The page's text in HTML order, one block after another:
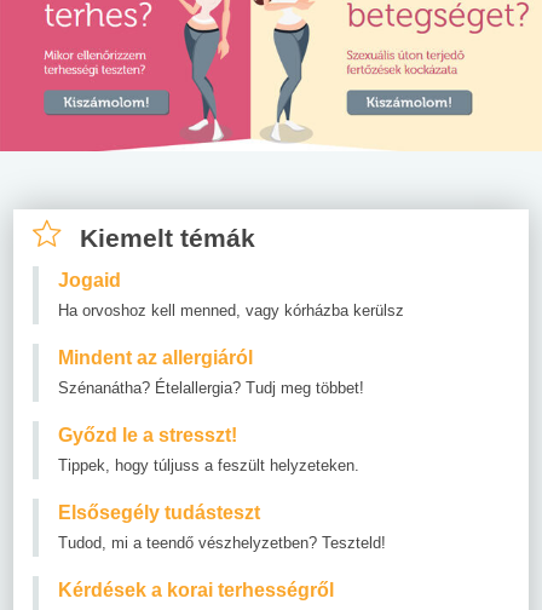
Kiemelt témák
Jogaid
Ha orvoshoz kell menned, vagy kórházba kerülsz
Mindent az allergiáról
Szénanátha? Ételallergia? Tudj meg többet!
Győzd le a stresszt!
Tippek, hogy túljuss a feszült helyzeteken.
Elsősegély tudásteszt
Tudod, mi a teendő vészhelyzetben? Teszteld!
Kérdések a korai terhességről